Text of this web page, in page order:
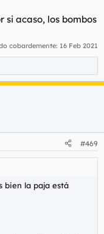
si acaso, los bombos
cobardemente: 16 Feb 2021
#469
bien la paja está